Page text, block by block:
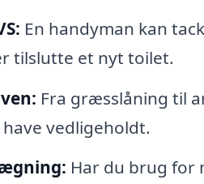
En handyman kan
tilslutte et nyt toilet.
Fra græsslåning til
vedligeholdt.
Har du brug for